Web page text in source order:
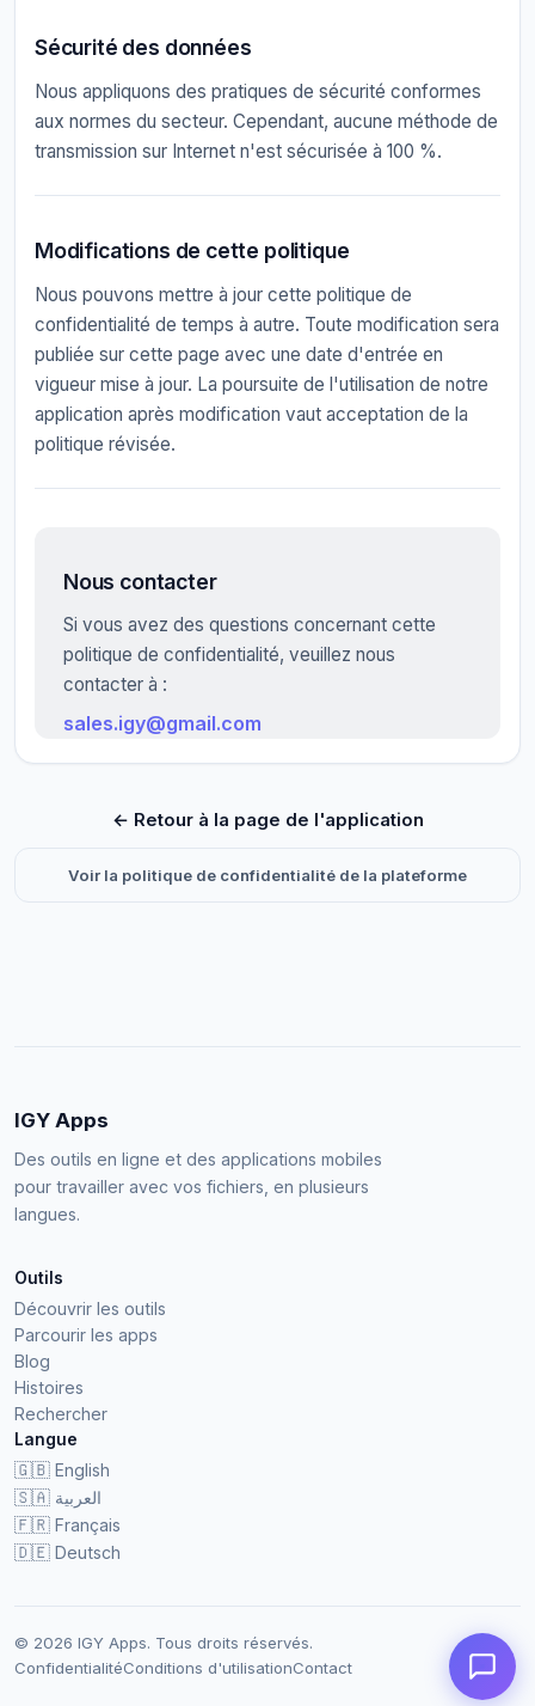
Sécurité des données
Nous appliquons des pratiques de sécurité conformes
aux normes du secteur. Cependant, aucune méthode de
transmission sur Internet n'est sécurisée à 100 %.
Modifications de cette politique
Nous pouvons mettre à jour cette politique de
confidentialité de temps à autre. Toute modification sera
publiée sur cette page avec une date d'entrée en
vigueur mise à jour. La poursuite de l'utilisation de notre
application après modification vaut acceptation de la
politique révisée.
Nous contacter
Si vous avez des questions concernant cette
politique de confidentialité, veuillez nous
contacter à :
sales.igy@gmail.com
← Retour à la page de l'application
Voir la politique de confidentialité de la plateforme
IGY Apps
Des outils en ligne et des applications mobiles
pour travailler avec vos fichiers, en plusieurs
langues.
Outils
Découvrir les outils
Parcourir les apps
Blog
Histoires
Rechercher
Langue
🇬🇧 English
🇸🇦 العربية
🇫🇷 Français
🇩🇪 Deutsch
© 2026 IGY Apps. Tous droits réservés.
ConfidentialitéConditions d'utilisationContact